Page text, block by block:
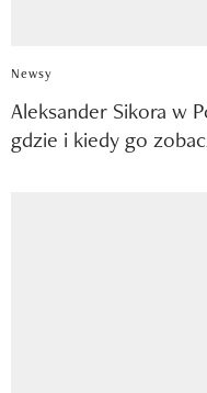
Newsy
Aleksander Sikora w
gdzie i kiedy go